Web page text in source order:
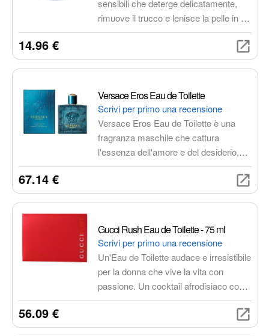
sensibili che deterge delicatamente,
rimuove il trucco e lenisce la pelle in un
solo gesto. La sua formula minimalista
adatta anche alle pelli più reattive e
14.96 €
Versace Eros Eau de Toilette
Scrivi per primo una recensione
Versace Eros Eau de Toilette è una
fragranza maschile che cattura
l'essenza dell'amore e del desiderio,
ispirata al dio greco Eros. La fragranza
frizzanti di menta, mela verde e limone
speziato, con note di fava tonka,
ambroxan venezuelano e geranio. La
base è legnosa e sensuale, con note di
vaniglia del Madagascar, cedro della
Virginia, cedro dell'Atlante, vetiver e
muschio di quercia.
67.14 €
Gucci Rush Eau de Toilette - 75 ml
Scrivi per primo una recensione
Un'Eau de Toilette audace e irresistibile
per la donna che vive la vita con
passione. Un cocktail afrodisiaco con
note di gardenia, pesca, gelsomino,
rosa turca, patchouli, vaniglia e vetiver.
Una fragranza inconfondibile, a lunga
56.09 €